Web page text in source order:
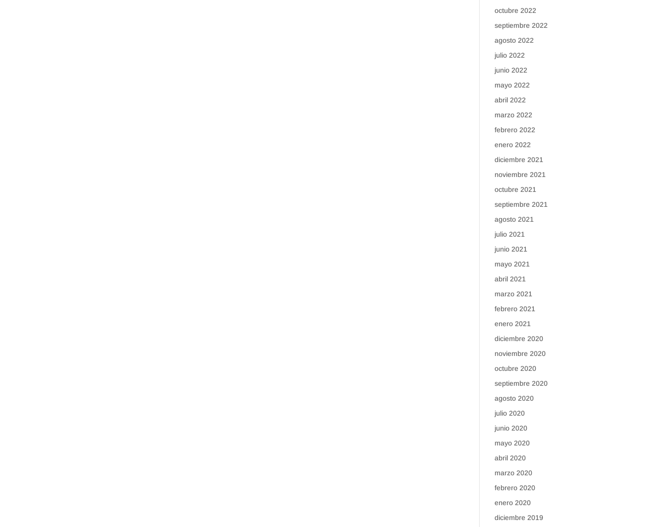
octubre 2022
septiembre 2022
agosto 2022
julio 2022
junio 2022
mayo 2022
abril 2022
marzo 2022
febrero 2022
enero 2022
diciembre 2021
noviembre 2021
octubre 2021
septiembre 2021
agosto 2021
julio 2021
junio 2021
mayo 2021
abril 2021
marzo 2021
febrero 2021
enero 2021
diciembre 2020
noviembre 2020
octubre 2020
septiembre 2020
agosto 2020
julio 2020
junio 2020
mayo 2020
abril 2020
marzo 2020
febrero 2020
enero 2020
diciembre 2019